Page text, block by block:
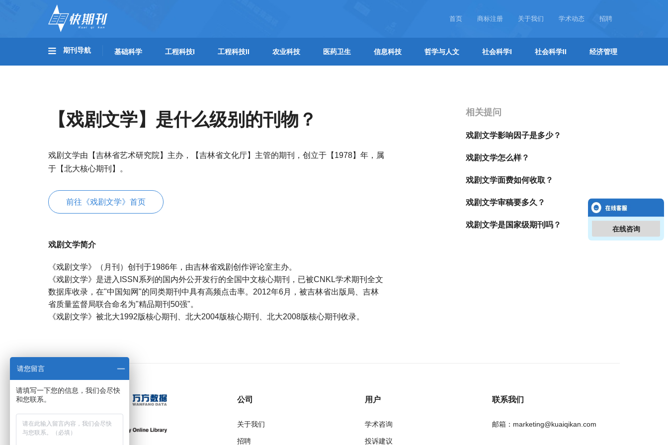
首页 商标注册 关于我们 学术动态 招聘
期刊导航 基础科学 工程科技I 工程科技II 农业科技 医药卫生 信息科技 哲学与人文 社会科学I 社会科学II 经济管理
【戏剧文学】是什么级别的刊物？
戏剧文学由【吉林省艺术研究院】主办，【吉林省文化厅】主管的期刊，创立于【1978】年，属
于【北大核心期刊】。
前往《戏剧文学》首页
戏剧文学简介
《戏剧文学》（月刊）创刊于1986年，由吉林省戏剧创作评论室主办。
《戏剧文学》是进入ISSN系列的国内外公开发行的全国中文核心期刊，已被CNKL学术期刊全文
数据库收录，在"中国知网"的同类期刊中具有高频点击率。2012年6月，被吉林省出版局、吉林
省质量监督局联合命名为"精品期刊50强"。
《戏剧文学》被北大1992版核心期刊、北大2004版核心期刊、北大2008版核心期刊收录。
相关提问
戏剧文学影响因子是多少？
戏剧文学怎么样？
戏剧文学面费如何收取？
戏剧文学审稿要多久？
戏剧文学是国家级期刊吗？
公司
关于我们
招聘
用户
学术咨询
投诉建议
联系我们
邮箱：marketing@kuaiqikan.com
在线咨询
请您留言
请填写一下您的信息，我们会尽快
和您联系。